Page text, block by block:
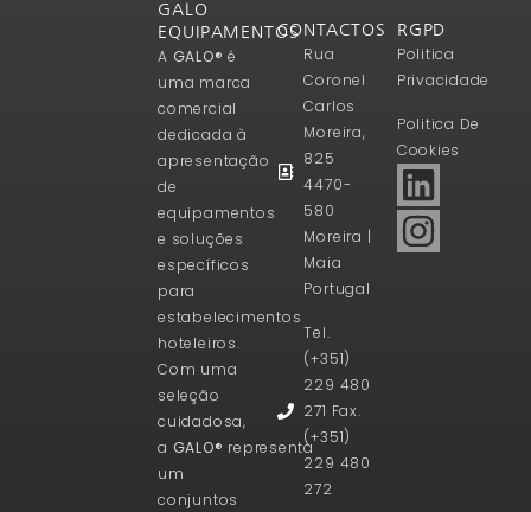
GALO
EQUIPAMENTOS
A GALO® é
uma marca
comercial
dedicada à
apresentação
de
equipamentos
e soluções
específicos
para
estabelecimentos
hoteleiros.
Com uma
seleção
cuidadosa,
a GALO® representa
um
conjuntos
CONTACTOS
Rua
Coronel
Carlos
Moreira,
825
4470-
580
Moreira |
Maia
Portugal
Tel.
(+351)
229 480
271 Fax.
(+351)
229 480
272
RGPD
Politica
Privacidade
Politica De
Cookies